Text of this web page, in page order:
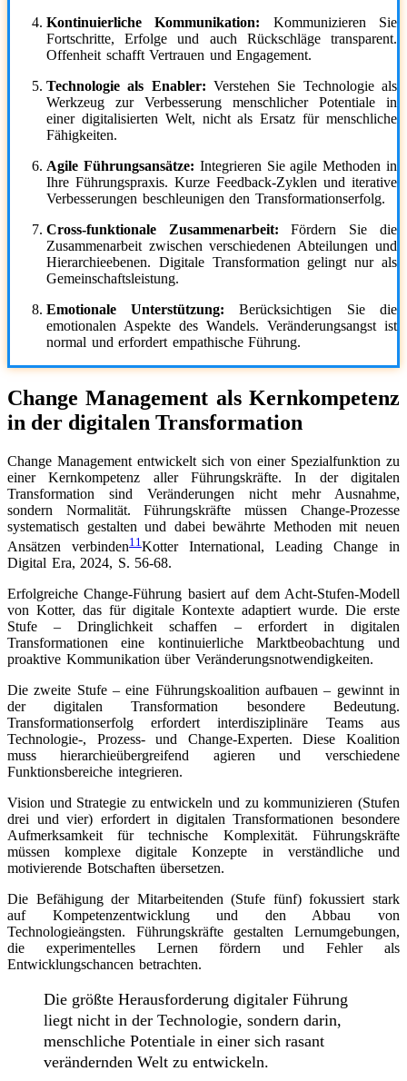
Kontinuierliche Kommunikation: Kommunizieren Sie
Fortschritte, Erfolge und auch Rückschläge transparent.
Offenheit schafft Vertrauen und Engagement.
Technologie als Enabler: Verstehen Sie Technologie als
Werkzeug zur Verbesserung menschlicher Potentiale in
einer digitalisierten Welt, nicht als Ersatz für menschliche
Fähigkeiten.
Agile Führungsansätze: Integrieren Sie agile Methoden in
Ihre Führungspraxis. Kurze Feedback-Zyklen und iterative
Verbesserungen beschleunigen den Transformationserfolg.
Cross-funktionale Zusammenarbeit: Fördern Sie die
Zusammenarbeit zwischen verschiedenen Abteilungen und
Hierarchieebenen. Digitale Transformation gelingt nur als
Gemeinschaftsleistung.
Emotionale Unterstützung: Berücksichtigen Sie die
emotionalen Aspekte des Wandels. Veränderungsangst ist
normal und erfordert empathische Führung.
Change Management als Kernkompetenz
in der digitalen Transformation
Change Management entwickelt sich von einer Spezialfunktion zu
einer Kernkompetenz aller Führungskräfte. In der digitalen
Transformation sind Veränderungen nicht mehr Ausnahme,
sondern Normalität. Führungskräfte müssen Change-Prozesse
systematisch gestalten und dabei bewährte Methoden mit neuen
Ansätzen verbinden11 Kotter International, Leading Change in
Digital Era, 2024, S. 56-68.
Erfolgreiche Change-Führung basiert auf dem Acht-Stufen-Modell
von Kotter, das für digitale Kontexte adaptiert wurde. Die erste
Stufe – Dringlichkeit schaffen – erfordert in digitalen
Transformationen eine kontinuierliche Marktbeobachtung und
proaktive Kommunikation über Veränderungsnotwendigkeiten.
Die zweite Stufe – eine Führungskoalition aufbauen – gewinnt in
der digitalen Transformation besondere Bedeutung.
Transformationserfolg erfordert interdisziplinäre Teams aus
Technologie-, Prozess- und Change-Experten. Diese Koalition
muss hierarchieübergreifend agieren und verschiedene
Funktionsbereiche integrieren.
Vision und Strategie zu entwickeln und zu kommunizieren (Stufen
drei und vier) erfordert in digitalen Transformationen besondere
Aufmerksamkeit für technische Komplexität. Führungskräfte
müssen komplexe digitale Konzepte in verständliche und
motivierende Botschaften übersetzen.
Die Befähigung der Mitarbeitenden (Stufe fünf) fokussiert stark
auf Kompetenzentwicklung und den Abbau von
Technologieängsten. Führungskräfte gestalten Lernumgebungen,
die experimentelles Lernen fördern und Fehler als
Entwicklungschancen betrachten.
Die größte Herausforderung digitaler Führung
liegt nicht in der Technologie, sondern darin,
menschliche Potentiale in einer sich rasant
verändernden Welt zu entwickeln.